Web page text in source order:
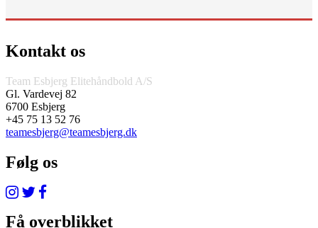
Kontakt os
Team Esbjerg Elitehåndbold A/S
Gl. Vardevej 82
6700 Esbjerg
+45 75 13 52 76
teamesbjerg@teamesbjerg.dk
Følg os
Få overblikket